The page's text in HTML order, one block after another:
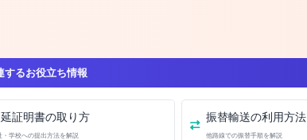
するお役立ち情報
証明書の取り方
・学校への提出方法を解説
振替輸送の利用方法
他路線での振替手順を解説